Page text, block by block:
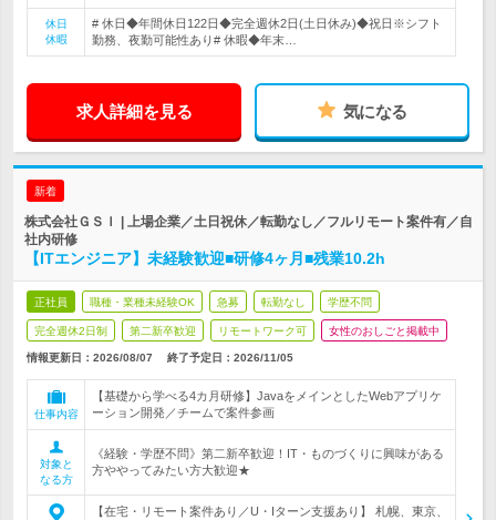
休日
休暇
# 休日◆年間休日122日◆完全週休2日(土日休み)◆祝日※シフト
勤務、夜勤可能性あり# 休暇◆年末…
求人詳細を見る 気になる
新着
株式会社ＧＳＩ | 上場企業／土日祝休／転勤なし／フルリモート案件有／自
社内研修
【ITエンジニア】未経験歓迎■研修4ヶ月■残業10.2h
正社員 職種・業種未経験OK 急募 転勤なし 学歴不問
完全週休2日制 第二新卒歓迎 リモートワーク可 女性のおしごと掲載中
情報更新日：2026/08/07 終了予定日： 2026/11/05
仕事内容
【基礎から学べる4カ月研修】JavaをメインとしたWebアプリケ
ーション開発／チームで案件参画
対象と
なる方
《経験・学歴不問》第二新卒歓迎！IT・ものづくりに興味がある
方ややってみたい方大歓迎★
【在宅・リモート案件あり／U・Iターン支援あり】 札幌、東京、